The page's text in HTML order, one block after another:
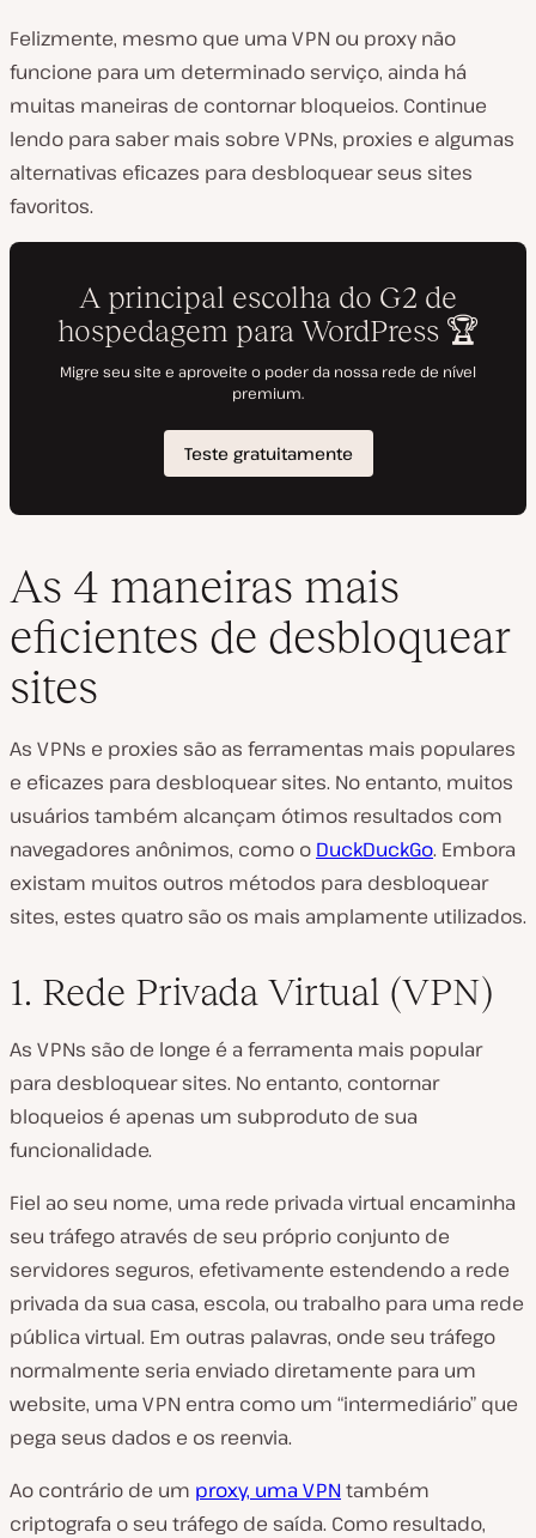
Felizmente, mesmo que uma VPN ou proxy não
funcione para um determinado serviço, ainda há
muitas maneiras de contornar bloqueios. Continue
lendo para saber mais sobre VPNs, proxies e algumas
alternativas eficazes para desbloquear seus sites
favoritos.
As 4 maneiras mais
eficientes de desbloquear
sites
As VPNs e proxies são as ferramentas mais populares
e eficazes para desbloquear sites. No entanto, muitos
usuários também alcançam ótimos resultados com
navegadores anônimos, como o DuckDuckGo. Embora
existam muitos outros métodos para desbloquear
sites, estes quatro são os mais amplamente utilizados.
1. Rede Privada Virtual (VPN)
As VPNs são de longe é a ferramenta mais popular
para desbloquear sites. No entanto, contornar
bloqueios é apenas um subproduto de sua
funcionalidade.
Fiel ao seu nome, uma rede privada virtual encaminha
seu tráfego através de seu próprio conjunto de
servidores seguros, efetivamente estendendo a rede
privada da sua casa, escola, ou trabalho para uma rede
pública virtual. Em outras palavras, onde seu tráfego
normalmente seria enviado diretamente para um
website, uma VPN entra como um “intermediário” que
pega seus dados e os reenvia.
Ao contrário de um proxy, uma VPNtambém
criptografa o seu tráfego de saída. Como resultado,